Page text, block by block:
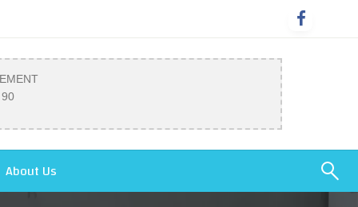
About Us